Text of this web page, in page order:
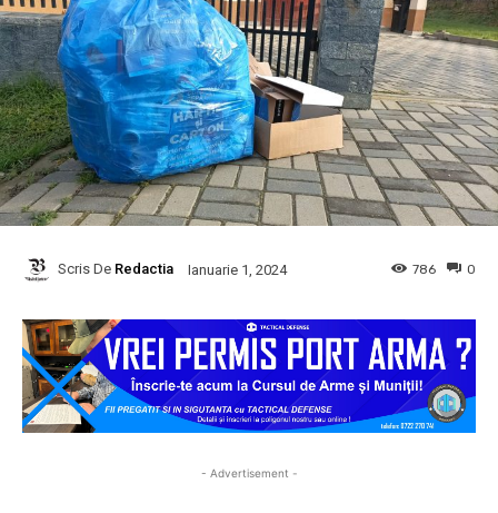
Scris De Redactia Ianuarie 1, 2024 0
786
- Advertisement -